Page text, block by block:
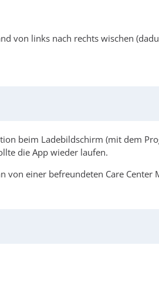
von links nach rechts wischen
beim Ladebildschirm (mit dem
die App wieder laufen.
von einer befreundeten Care Center